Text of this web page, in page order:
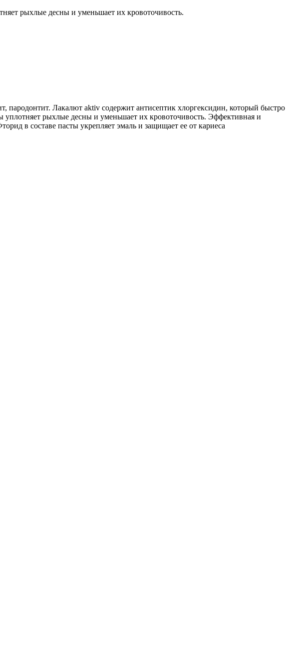
рыхлые десны и уменьшает их кровоточивость.
пародонтит. Лакалют aktiv содержит антисептик хлоргексидин, который быстро
уплотняет рыхлые десны и уменьшает их кровоточивость. Эффективная и
в составе пасты укрепляет эмаль и защищает ее от кариеса